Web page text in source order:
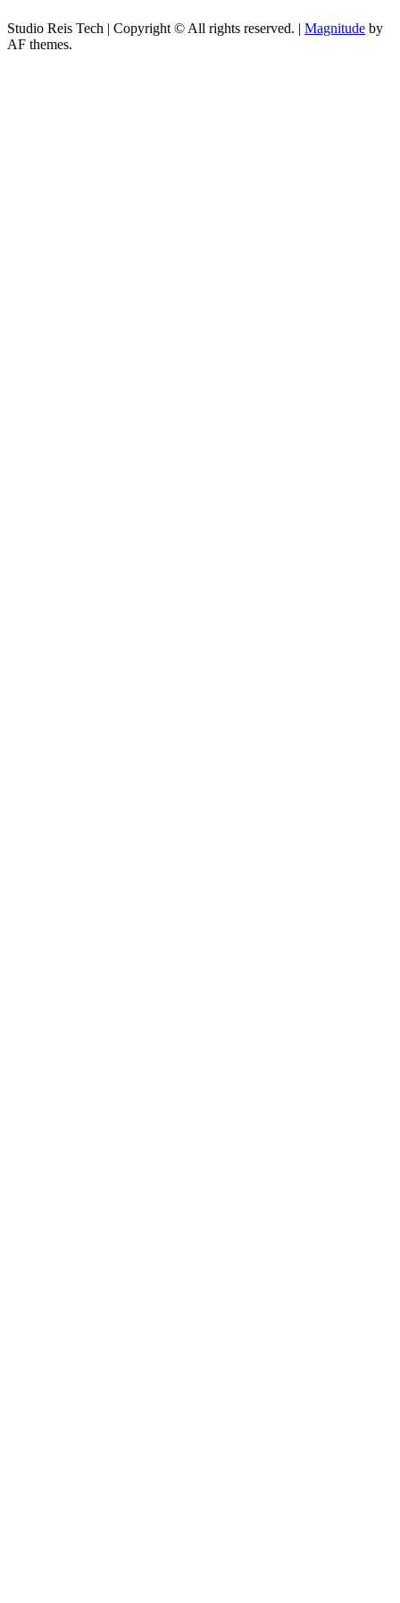
Studio Reis Tech | Copyright © All rights reserved. | Magnitude by
AF themes.